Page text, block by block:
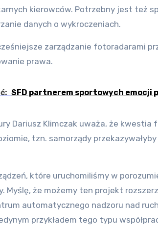
kierowców. Potrzebny jest też
danych o wykroczeniach.
zarządzanie fotoradarami
prawa.
SFD partnerem sportowych emocji
Dariusz Klimczak uważa, że kwestia
tzn. samorządy
które uruchomiliśmy w
Myślę, że możemy ten projekt
automatycznego nadzoru nad
przykładem tego typu